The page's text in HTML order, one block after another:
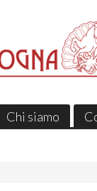
Chi siamo